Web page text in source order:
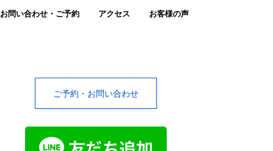
お問い合わせ・ご予約 アクセス お客様の声
ご予約・お問い合わせ